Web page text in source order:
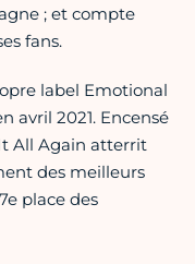
; et compte
fans.
label Emotional
avril 2021. Encensé
All Again atterrit
des meilleurs
place des